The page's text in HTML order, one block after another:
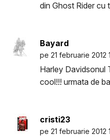
din Ghost Rider cu
Bayard
pe 21 februarie 2012
Harley Davidsonul
cool!!! urmata de
cristi23
pe 21 februarie 2012